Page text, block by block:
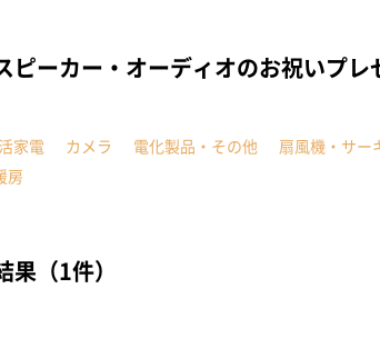
ピーカー・オーディオのお祝いプ
家電 カメラ 電化製品・その他 扇風機・サー
房
（1件）